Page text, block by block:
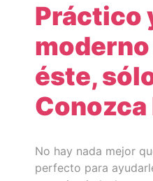
Práctico
éste,
Conozca
No hay nada mejor
perfecto para